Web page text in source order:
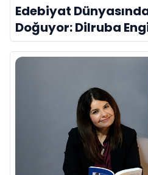
Edebiyat
Doğuyor: Dilruba
Evreni ‘AVENOİR’